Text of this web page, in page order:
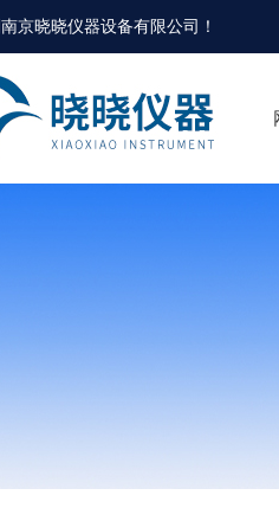
南京晓晓仪器设备有限公司 ！